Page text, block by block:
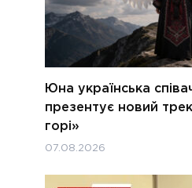
Юна українська
презентує новий
горі»
07.08.2026